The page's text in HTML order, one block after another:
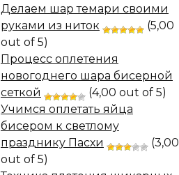
Делаем шар темари своими
руками из ниток
(5,00
out of 5)
Процесс оплетения
новогоднего шара бисерной
сеткой
(4,00 out of 5)
Учимся оплетать яйца
бисером к светлому
празднику Пасхи
(3,00
out of 5)